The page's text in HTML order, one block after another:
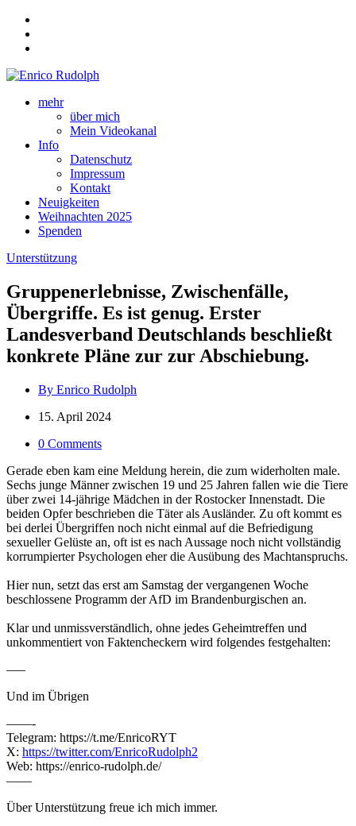
mehr
über mich
Mein Videokanal
Info
Datenschutz
Impressum
Kontakt
Neuigkeiten
Weihnachten 2025
Spenden
Unterstützung
Gruppenerlebnisse, Zwischenfälle,
Übergriffe. Es ist genug. Erster
Landesverband Deutschlands beschließt
konkrete Pläne zur zur Abschiebung.
By Enrico Rudolph
15. April 2024
0 Comments
Gerade eben kam eine Meldung herein, die zum widerholten male.
Sechs junge Männer zwischen 19 und 25 Jahren fallen wie die Tiere
über zwei 14-jährige Mädchen in der Rostocker Innenstadt. Die
beiden Opfer beschrieben die Täter als Ausländer. Zu oft kommt es
bei derlei Übergriffen noch nicht einmal auf die Befriedigung
sexueller Gelüste an, oft ist es nach Aussage noch nicht vollständig
korrumpierter Psychologen eher die Ausübung des Machtanspruchs.
Hier nun, setzt das erst am Samstag der vergangenen Woche
beschlossene Programm der AfD im Brandenburgischen an.
Klar und unmissverständlich, ohne jedes Geheimtreffen und
unkommentiert von Faktencheckern wird folgendes festgehalten:
—–
Und im Übrigen
——-
Telegram: https://t.me/EnricoRYT
X: https://twitter.com/EnricoRudolph2
Web: https://enrico-rudolph.de/
——
Über Unterstützung freue ich mich immer.